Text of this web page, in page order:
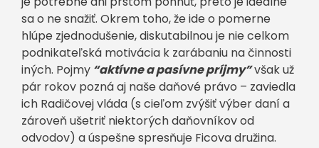
sa o ne snažiť. Okrem toho, že ide o pomerne
hlúpe zjednodušenie, diskutabilnou je nie celkom
podnikateľská motivácia k zarábaniu na činnosti
iných. Pojmy “aktívne a pasívne príjmy”však už
pár rokov pozná aj naše daňové právo – zaviedla
ich Radičovej vláda (s cieľom zvýšiť výber daní a
zároveň ušetriť niektorých daňovníkov od
odvodov) a úspešne spresňuje Ficova družina.